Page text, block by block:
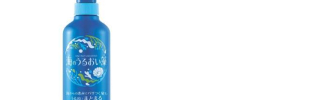
60 баллов
100 баллов
1 486.00 Р
за 1.00 мл
